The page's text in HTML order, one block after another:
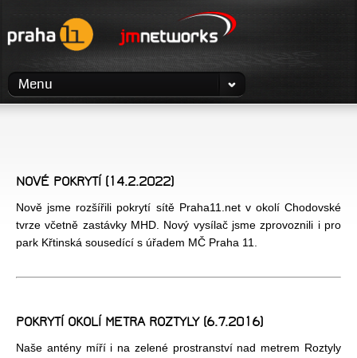
Menu
NOVÉ POKRYTÍ (14.2.2022)
Nově jsme rozšířili pokrytí sítě Praha11.net v okolí Chodovské
tvrze včetně zastávky MHD. Nový vysílač jsme zprovoznili i pro
park Křtinská sousedící s úřadem MČ Praha 11.
POKRYTÍ OKOLÍ METRA ROZTYLY (6.7.2016)
Naše antény míří i na zelené prostranství nad metrem Roztyly